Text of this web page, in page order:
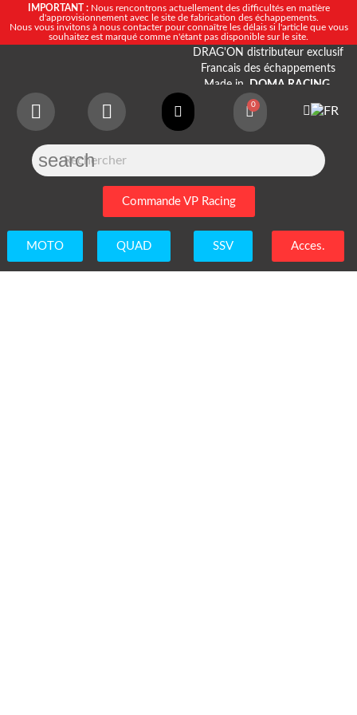
IMPORTANT :Nous rencontrons actuellement des difficultés en matière
d'approvisionnement avec le site de fabrication des échappements.
Nous vous invitons à nous contacter pour connaître les délais si l'article que vous
souhaitez est marqué comme n'étant pas disponible sur le site.
DRAG'ON distributeur exclusif
Francais des échappements
Made in
DOMA RACING.
search
Commande VP Racing
Acces.
SSV
QUAD
MOTO